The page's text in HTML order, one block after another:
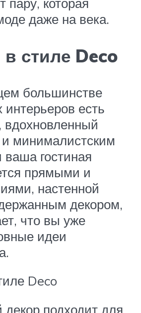
даже на века.
в стиле Deco
большинстве
есть
вдохновленный
минималистским
гостиная
прямыми и
настенной
декором,
что вы уже
идеи
Deco
подходит для